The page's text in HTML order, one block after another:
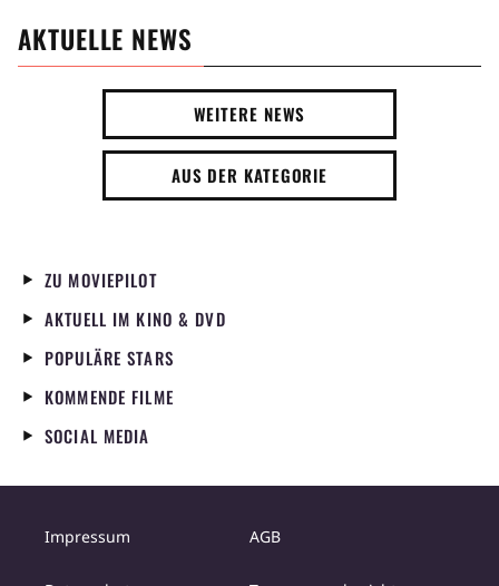
AKTUELLE NEWS
WEITERE NEWS
AUS DER KATEGORIE
ZU MOVIEPILOT
AKTUELL IM KINO & DVD
POPULÄRE STARS
KOMMENDE FILME
SOCIAL MEDIA
Impressum AGB